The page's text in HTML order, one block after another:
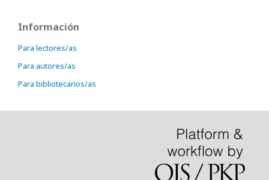
Información
Para lectores/as
Para autores/as
Para bibliotecarios/as